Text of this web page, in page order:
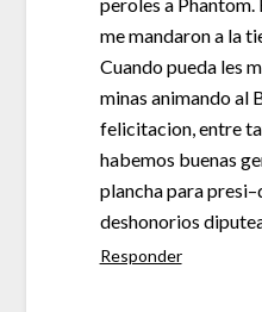
me mandaron a la
Cuando pueda les
minas animando al
felicitacion, entre
habemos buenas
plancha para
deshonorios
Responder